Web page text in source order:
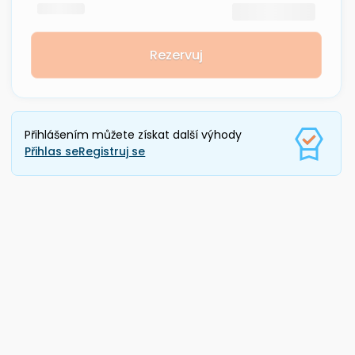
Rezervuj
Přihlášením můžete získat další výhody
Přihlas seRegistruj se